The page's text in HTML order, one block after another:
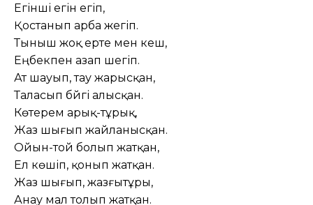
Егінші егін егіп,
Қостанып арба жегіп.
Тыныш жоқ ерте мен кеш,
Еңбекпен азап шегіп.
Ат шауып, тау жарысқан,
Таласып бәйгі алысқан.
Көтерем арық-тұрық,
Жаз шығып жайланысқан.
Ойын-той болып жатқан,
Ел көшіп, қонып жатқан.
Жаз шығып, жазғытұры,
Анау мал толып жатқан.